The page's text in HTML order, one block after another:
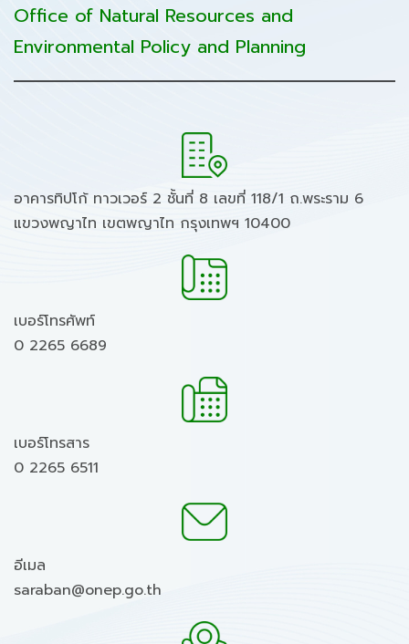
Office of Natural Resources and
Environmental Policy and Planning
อาคารทิปโก้ ทาวเวอร์ 2 ชั้นที่ 8 เลขที่ 118/1 ถ.พระราม 6
แขวงพญาไท เขตพญาไท กรุงเทพฯ 10400
เบอร์โทรศัพท์
0 2265 6689
เบอร์โทรสาร
0 2265 6511
อีเมล
saraban@onep.go.th